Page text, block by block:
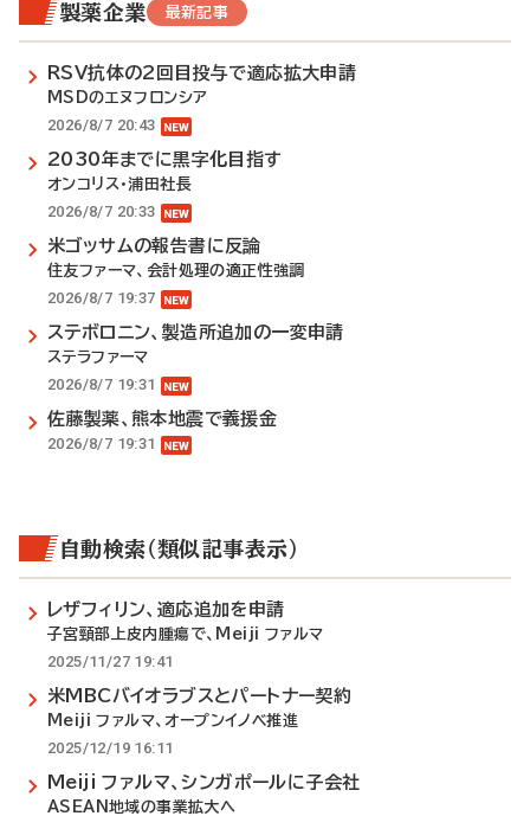
製薬企業 最新記事
RSV抗体の2回目投与で適応拡大申請
MSDのエヌフロンシア
2026/8/7 20:43
2030年までに黒字化目指す
オンコリス・浦田社長
2026/8/7 20:33
米ゴッサムの報告書に反論
住友ファーマ、会計処理の適正性強調
2026/8/7 19:37
ステボロニン、製造所追加の一変申請
ステラファーマ
2026/8/7 19:31
佐藤製薬、熊本地震で義援金
2026/8/7 19:31
自動検索（類似記事表示）
レザフィリン、適応追加を申請
子宮頸部上皮内腫瘍で、Meiji ファルマ
2025/11/27 19:41
米MBCバイオラブスとパートナー契約
Meiji ファルマ、オープンイノベ推進
2025/12/19 16:11
Meiji ファルマ、シンガポールに子会社
ASEAN地域の事業拡大へ